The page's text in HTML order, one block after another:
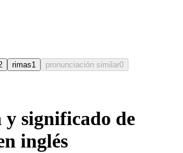
rimas1 pronunciación similar0
significado de
inglés